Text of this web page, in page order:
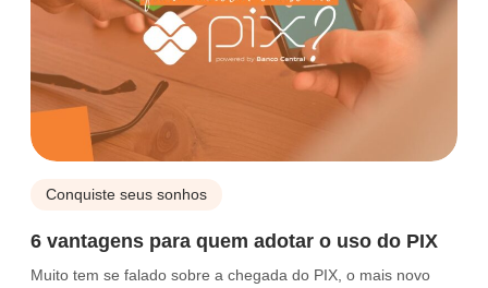
Conquiste seus sonhos
6 vantagens para quem adotar o uso do PIX
Muito tem se falado sobre a chegada do PIX, o mais novo